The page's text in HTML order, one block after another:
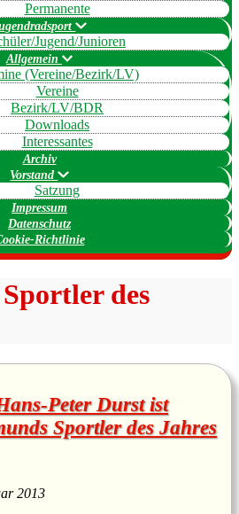
Permanente
Jugend/Junioren
Allgemein
(Vereine/Bezirk/LV)
Vereine
Bezirk/LV/BDR
Downloads
Interessantes
Archiv
Vorstand
Satzung
Impressum
Datenschutz
Richtlinie
Sportler des
Peter Durst ist
Sportler des Jahres
2013